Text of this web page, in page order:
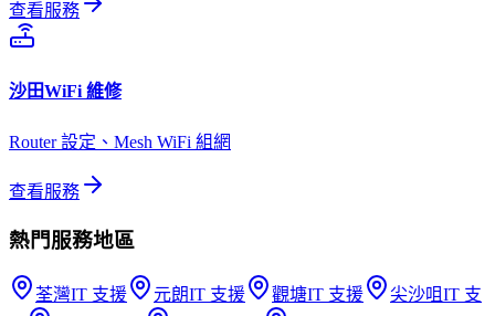
查看服務
沙田WiFi 維修
Router 設定、Mesh WiFi 組網
查看服務
熱門服務地區
荃灣IT 支援 元朗IT 支援 觀塘IT 支援 尖沙咀IT 支